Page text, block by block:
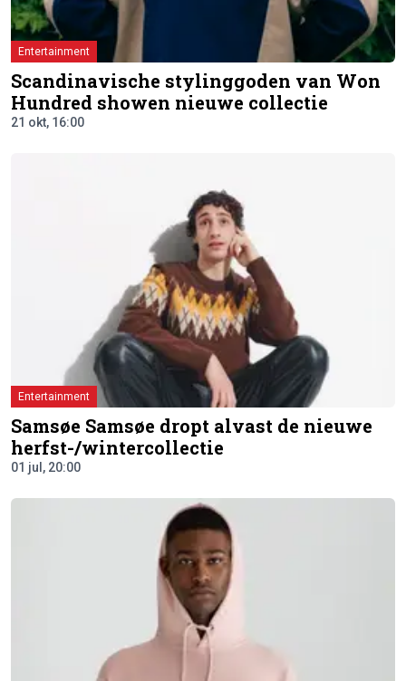
Entertainment
Scandinavische stylinggoden van Won
Hundred showen nieuwe collectie
21 okt, 16:00
Entertainment
Samsøe Samsøe dropt alvast de nieuwe
herfst-/wintercollectie
01 jul, 20:00